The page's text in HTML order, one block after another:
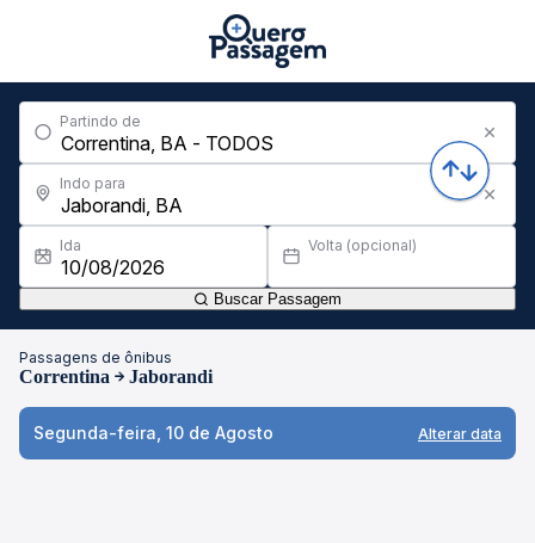
Partindo de
Indo para
Ida Volta (opcional)
Buscar Passagem
Passagens de ônibus
Correntina Jaborandi
Segunda-feira, 10 de Agosto Alterar data